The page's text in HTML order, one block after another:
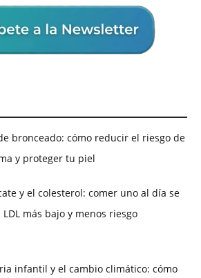
bronceado: cómo reducir el riesgo de
y proteger tu piel
y el colesterol: comer uno al día se
LDL más bajo y menos riesgo
infantil y el cambio climático: cómo